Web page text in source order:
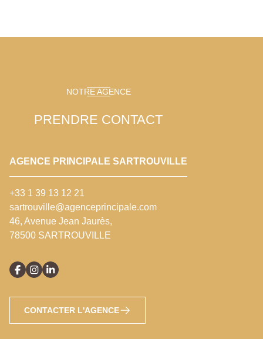
NOTRE AGENCE
PRENDRE CONTACT
AGENCE PRINCIPALE SARTROUVILLE
+33 1 39 13 12 21
sartrouville@agenceprincipale.com
46, Avenue Jean Jaurès,
78500 SARTROUVILLE
CONTACTER L'AGENCE